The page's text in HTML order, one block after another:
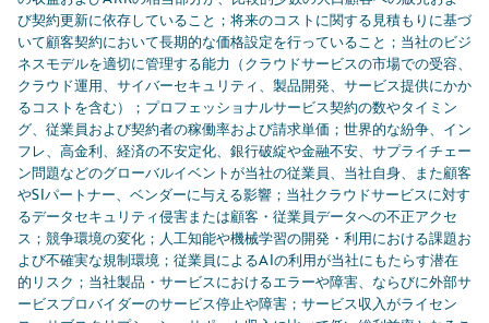
び契約更新に依存していること；将来のコストに関する見積もりに基づ
いて顧客契約において長期的な価格設定を行っていること；当社のビジ
ネスモデルを適切に管理する能力（クラウドサービスの市場での受容、
クラウド運用、サイバーセキュリティ、製品開発、サービス提供にかか
るコストを含む）；プロフェッショナルサービス契約の数やタイミン
グ、従業員および契約者の稼働率および請求単価；世界的な紛争、イン
フレ、高金利、経済の不安定化、銀行破綻や金融不安、サプライチェー
ン問題などのグローバルイベントが当社の従業員、当社自身、また顧客
やSIパートナー、ベンダーに与える影響；当社クラウドサービスに対す
るデータセキュリティ侵害または顧客・従業員データへの不正アクセ
ス；競争環境の変化；人工知能や機械学習の開発・利用における課題お
よび不確実な規制環境；従業員によるAIの利用が当社にもたらす潜在
的リスク；当社製品・サービスにおけるエラーや障害、ならびに外部サ
ービスプロバイダーのサービス停止や障害；サービス収入がライセン